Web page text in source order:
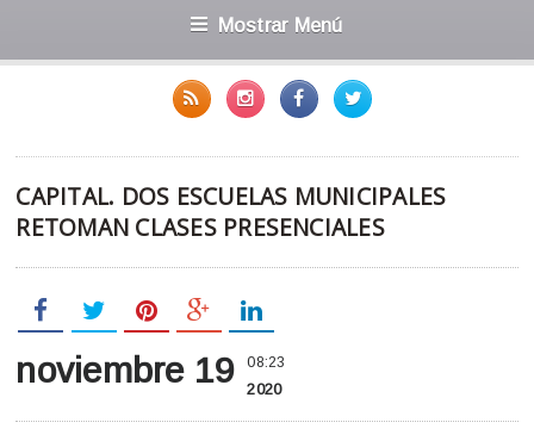
Mostrar Menú
CAPITAL. DOS ESCUELAS MUNICIPALES
RETOMAN CLASES PRESENCIALES
noviembre 19 08:23
2020